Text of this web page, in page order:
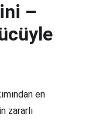
–
en
zararlı